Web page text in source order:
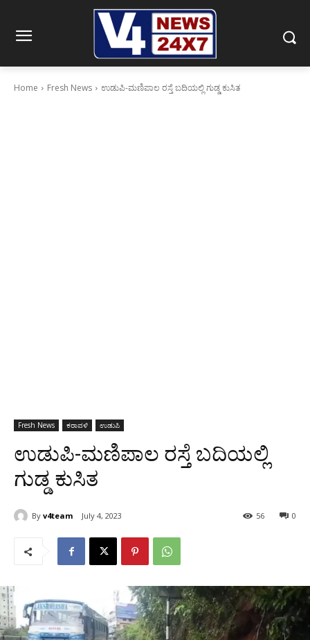
Home Fresh News ಉಡುಪಿ-ಮಣಿಪಾಲ ರಸ್ತೆ ಬದಿಯಲ್ಲಿ ಗುಡ್ಡ ಕುಸಿತ
Fresh News ಕರಾವಳಿ ಉಡುಪಿ
ಉಡುಪಿ-ಮಣಿಪಾಲ ರಸ್ತೆ ಬದಿಯಲ್ಲಿ
ಗುಡ್ಡ ಕುಸಿತ
By v4team July 4, 2023 0
56